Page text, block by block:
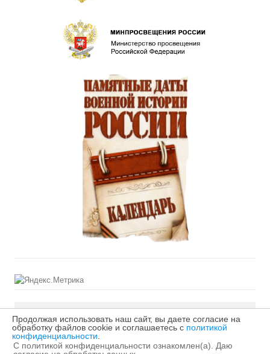
©2026 МБУДО «Первая детская музыкальная школа»
города Кирова
Продолжая использовать наш сайт, вы даете согласие на
обработку файлов cookie и соглашаетесь с политикой
конфиденциальности
С политикой конфиденциальности ознакомлен(а). Даю